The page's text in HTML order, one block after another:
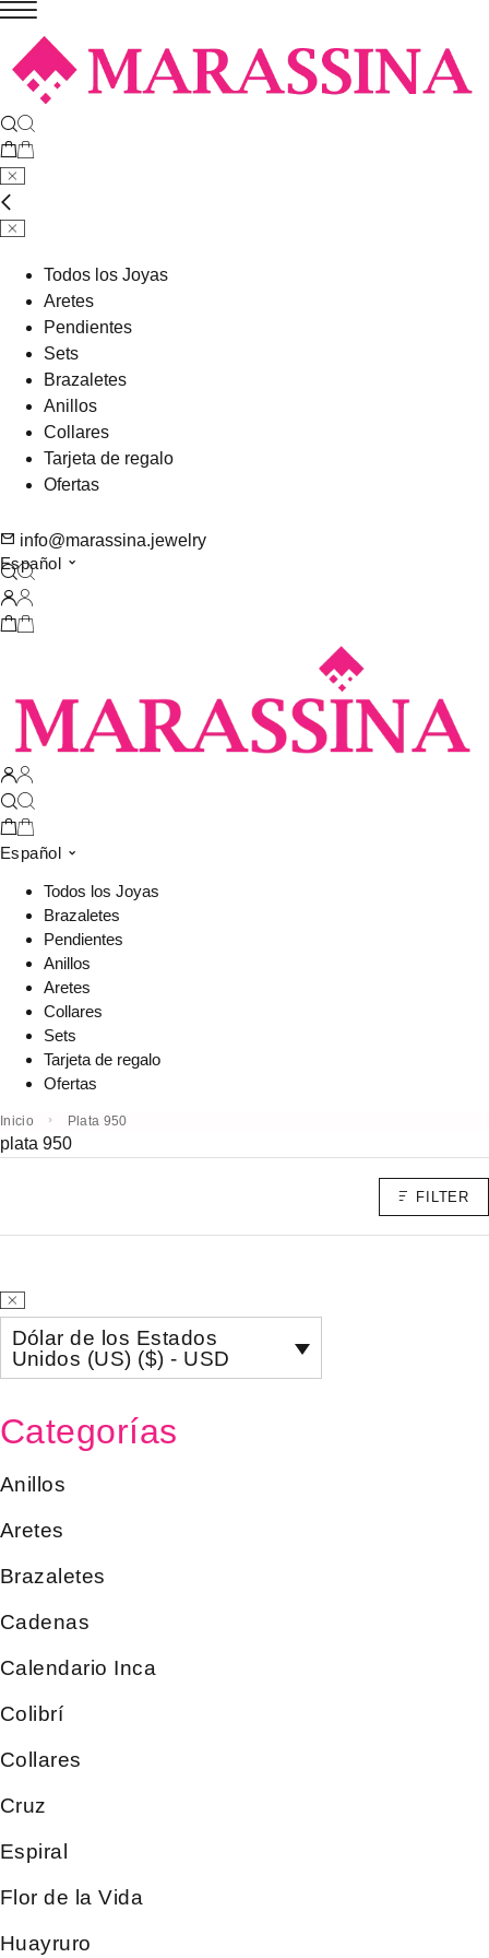
Todos los Joyas
Aretes
Pendientes
Sets
Brazaletes
Anillos
Collares
Tarjeta de regalo
Ofertas
info@marassina.jewelry
Español
Español
Todos los Joyas
Brazaletes
Pendientes
Anillos
Aretes
Collares
Sets
Tarjeta de regalo
Ofertas
Inicio Plata 950
plata 950
FILTER
Dólar de los Estados
Unidos (US) ($) - USD
Categorías
Anillos
Aretes
Brazaletes
Cadenas
Calendario Inca
Colibrí
Collares
Cruz
Espiral
Flor de la Vida
Huayruro